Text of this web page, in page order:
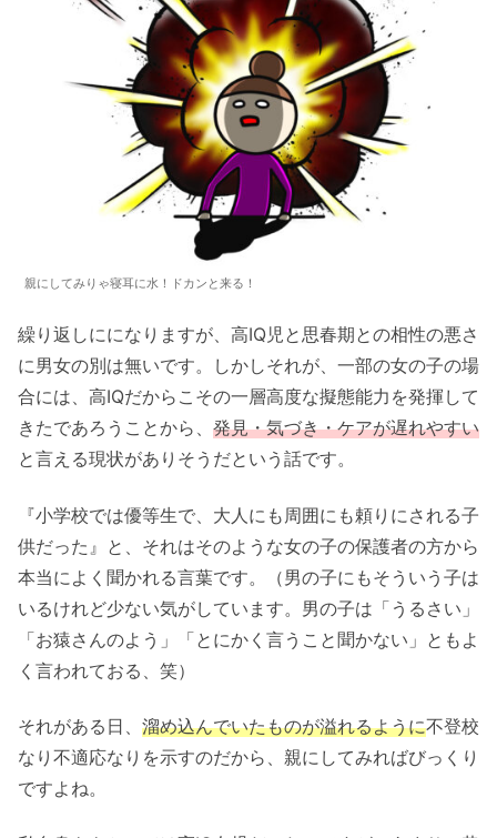
親にしてみりゃ寝耳に水！ドカンと来る！
繰り返しにになりますが、高IQ児と思春期との相性の悪さ
に男女の別は無いです。しかしそれが、一部の女の子の場
合には、高IQだからこその一層高度な擬態能力を発揮して
きたであろうことから、 発見・気づき・ケアが遅れやすい
と言える現状がありそうだという話です。
『小学校では優等生で、大人にも周囲にも頼りにされる子
供だった』と、それはそのような女の子の保護者の方から
本当によく聞かれる言葉です。（男の子にもそういう子は
いるけれど少ない気がしています。男の子は「うるさい」
「お猿さんのよう」「とにかく言うこと聞かない」ともよ
く言われておる、笑）
それがある日、 溜め込んでいたものが溢れるように不登校
なり不適応なりを示すのだから、親にしてみればびっくり
ですよね。